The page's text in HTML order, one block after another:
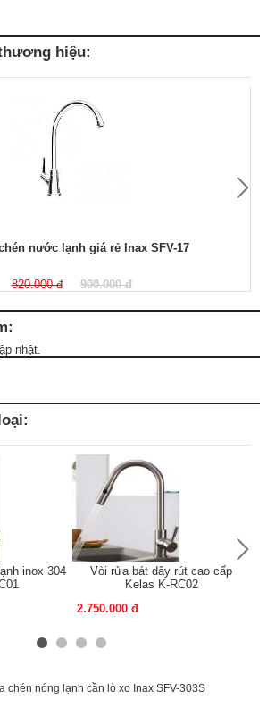
hiệu:
nước lạnh giá rẻ Inax SFV-17
820.000 đ 900.000 đ
nhật.
inox 304
Vòi rửa bát dây rút cao cấp
Kelas K-RC02
2.750.000 đ
chén nóng lạnh cần lò xo Inax SFV-303S